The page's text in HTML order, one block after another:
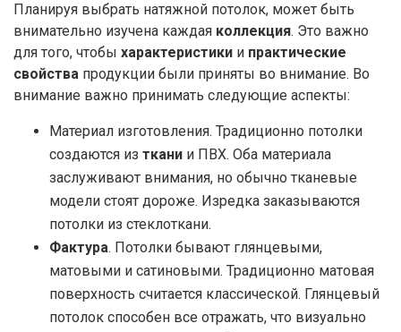
Планируя выбрать натяжной потолок, может быть
внимательно изучена каждая коллекция. Это важно
для того, чтобы характеристики и практические
свойства продукции были приняты во внимание. Во
внимание важно принимать следующие аспекты:
Материал изготовления. Традиционно потолки
создаются из ткани и ПВХ. Оба материала
заслуживают внимания, но обычно тканевые
модели стоят дороже. Изредка заказываются
потолки из стеклоткани.
Фактура. Потолки бывают глянцевыми,
матовыми и сатиновыми. Традиционно матовая
поверхность считается классической. Глянцевый
потолок способен все отражать, что визуально